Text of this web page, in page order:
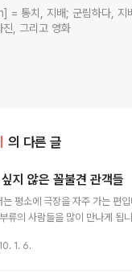
력
진, 그리고 영화
의 다른 글
지 않은 꼴불견 관객들
평소에 극장을 자주 가는 편입
류의 사람들을 많이 만나게 됩니
복한 시간을 방해하는 사람들이
1. 6.